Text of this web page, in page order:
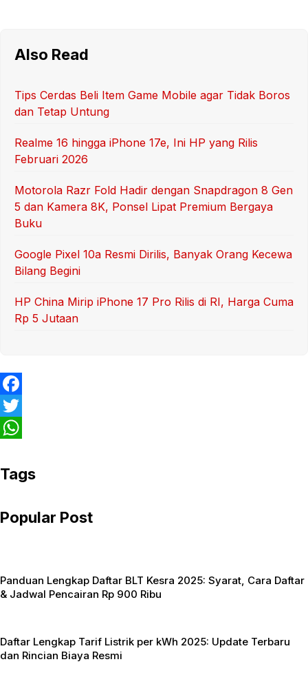
Also Read
Tips Cerdas Beli Item Game Mobile agar Tidak Boros
dan Tetap Untung
Realme 16 hingga iPhone 17e, Ini HP yang Rilis
Februari 2026
Motorola Razr Fold Hadir dengan Snapdragon 8 Gen
5 dan Kamera 8K, Ponsel Lipat Premium Bergaya
Buku
Google Pixel 10a Resmi Dirilis, Banyak Orang Kecewa
Bilang Begini
HP China Mirip iPhone 17 Pro Rilis di RI, Harga Cuma
Rp 5 Jutaan
F
a
e
o
T
i
t
h
t
p
Tags
Popular Post
Panduan Lengkap Daftar BLT Kesra 2025: Syarat, Cara Daftar
& Jadwal Pencairan Rp 900 Ribu
Daftar Lengkap Tarif Listrik per kWh 2025: Update Terbaru
dan Rincian Biaya Resmi